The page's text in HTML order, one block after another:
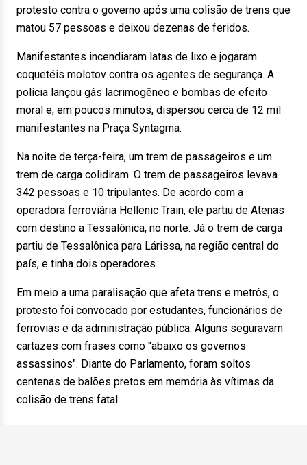
protesto contra o governo após uma colisão de trens que
matou 57 pessoas e deixou dezenas de feridos.
Manifestantes incendiaram latas de lixo e jogaram
coquetéis molotov contra os agentes de segurança. A
polícia lançou gás lacrimogêneo e bombas de efeito
moral e, em poucos minutos, dispersou cerca de 12 mil
manifestantes na Praça Syntagma.
Na noite de terça-feira, um trem de passageiros e um
trem de carga colidiram. O trem de passageiros levava
342 pessoas e 10 tripulantes. De acordo com a
operadora ferroviária Hellenic Train, ele partiu de Atenas
com destino a Tessalônica, no norte. Já o trem de carga
partiu de Tessalônica para Lárissa, na região central do
país, e tinha dois operadores.
Em meio a uma paralisação que afeta trens e metrôs, o
protesto foi convocado por estudantes, funcionários de
ferrovias e da administração pública. Alguns seguravam
cartazes com frases como "abaixo os governos
assassinos". Diante do Parlamento, foram soltos
centenas de balões pretos em memória às vítimas da
colisão de trens fatal.